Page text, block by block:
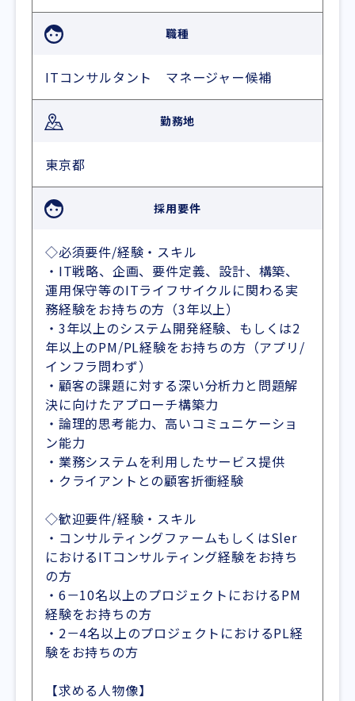
職種
ITコンサルタント マネージャー候補
勤務地
東京都
採用要件
◇必須要件/経験・スキル
・IT戦略、企画、要件定義、設計、構築、
運用保守等のITライフサイクルに関わる実
務経験をお持ちの方（3年以上）
・3年以上のシステム開発経験、もしくは2
年以上のPM/PL経験をお持ちの方（アプリ/
インフラ問わず）
・顧客の課題に対する深い分析力と問題解
決に向けたアプローチ構築力
・論理的思考能力、高いコミュニケーショ
ン能力
・業務システムを利用したサービス提供
・クライアントとの顧客折衝経験
◇歓迎要件/経験・スキル
・コンサルティングファームもしくはSler
におけるITコンサルティング経験をお持ち
の方
・6－10名以上のプロジェクトにおけるPM
経験をお持ちの方
・2－4名以上のプロジェクトにおけるPL経
験をお持ちの方
【求める人物像】